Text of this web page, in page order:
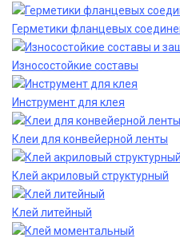
Герметики фланцевых
Износостойкие составы
Инструмент для клея
Клеи для конвейерной ленты
Клей акриловый структурный
Клей литейный